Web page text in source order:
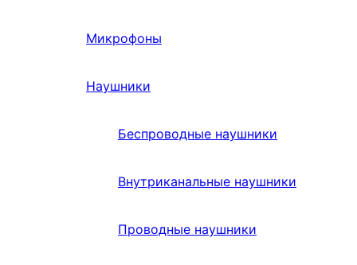
Микрофоны
Наушники
Беспроводные наушники
Внутриканальные наушники
Проводные наушники